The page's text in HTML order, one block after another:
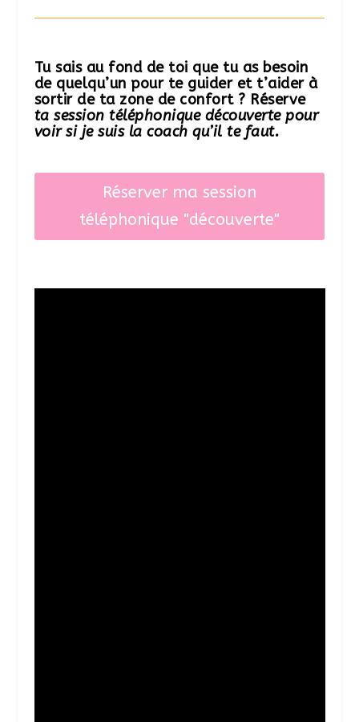
Tu sais au fond de toi que tu as besoin
de quelqu’un pour te guider et t’aider à
sortir de ta zone de confort ? Réserve
ta session téléphonique découverte pour
voir si je suis la coach qu’il te faut.
Réserver ma session
téléphonique "découverte"